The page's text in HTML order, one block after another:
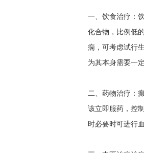
一、饮食治疗：
化合物，比例低
痫，可考虑试行
为其本身需要一
二、药物治疗：
该立即服药，控
时必要时可进行